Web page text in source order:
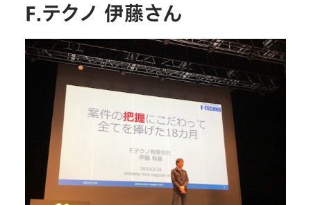
F.テクノ 伊藤さん